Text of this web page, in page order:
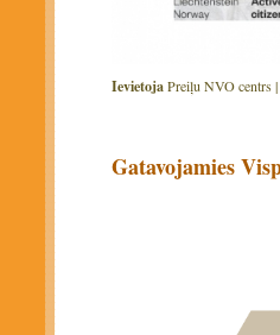
IevietojaPreiļu NVO centrs |
Gatavojamies